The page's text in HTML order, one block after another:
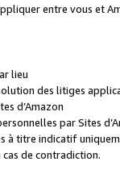
entre vous et
lieu
des litiges
d’Amazon
par Sites
à titre indicatif
de contradiction.